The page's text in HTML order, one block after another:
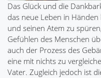
Das Glück und die
das neue Leben in
und seinen Atem zu
Gefühlen des Menschen
auch der Prozess des
eine mit nichts zu
Vater. Zugleich jedoch ist